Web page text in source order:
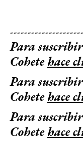
Para
Cohetehace
Para
Cohetehace
Para
Cohetehace